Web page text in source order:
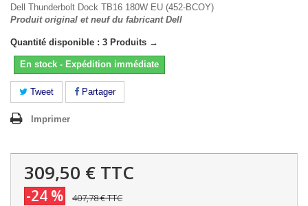
Dell Thunderbolt Dock TB16 180W EU (452-BCOY)
Produit original et neuf du fabricant Dell
Quantité disponible : 3 Produits →
En stock - Expédition immédiate
Tweet Partager
Imprimer
309,50 € TTC
-24 % 407,78 €TTC